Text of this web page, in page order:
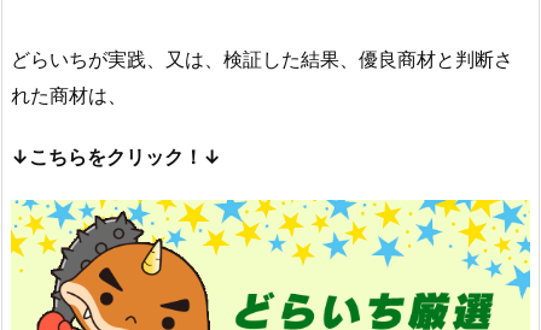
どらいちが実践、又は、検証した結果、優良商材と判断さ
れた商材は、
↓こちらをクリック！↓